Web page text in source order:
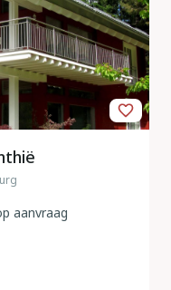
aanvraag